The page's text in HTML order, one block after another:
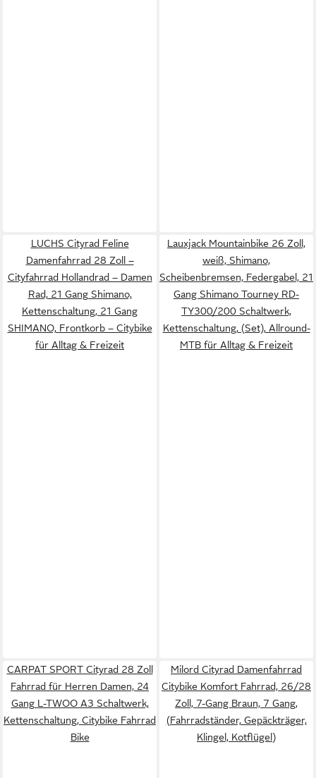
LUCHS Cityrad Feline
Damenfahrrad 28 Zoll –
Cityfahrrad Hollandrad – Damen
Rad, 21 Gang Shimano,
Kettenschaltung, 21 Gang
SHIMANO, Frontkorb – Citybike
für Alltag & Freizeit
Lauxjack Mountainbike 26 Zoll,
weiß, Shimano,
Scheibenbremsen, Federgabel, 21
Gang Shimano Tourney RD-
TY300/200 Schaltwerk,
Kettenschaltung, (Set), Allround-
MTB für Alltag & Freizeit
CARPAT SPORT Cityrad 28 Zoll
Fahrrad für Herren Damen, 24
Gang L-TWOO A3 Schaltwerk,
Kettenschaltung, Citybike Fahrrad
Bike
Milord Cityrad Damenfahrrad
Citybike Komfort Fahrrad, 26/28
Zoll, 7-Gang Braun, 7 Gang,
(Fahrradständer, Gepäckträger,
Klingel, Kotflügel)